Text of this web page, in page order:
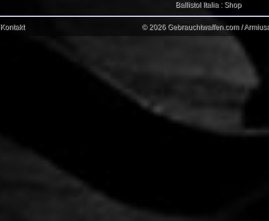
Ballistol Italia : Shop
Kontakt © 2026 Gebrauchtwaffen.com /